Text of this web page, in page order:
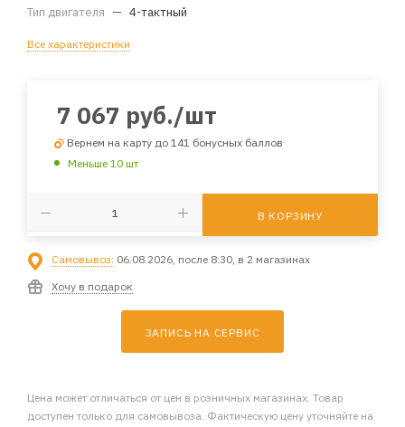
Тип двигателя — 4-тактный
Все характеристики
7 067 руб./шт
Вернем на карту до 141 бонусных баллов
Меньше 10 шт
В КОРЗИНУ
Самовывоз: 06.08.2026, после 8:30, в 2 магазинах
Хочу в подарок
ЗАПИСЬ НА СЕРВИС
Цена может отличаться от цен в розничных магазинах. Товар
доступен только для самовывоза. Фактическую цену уточняйте на